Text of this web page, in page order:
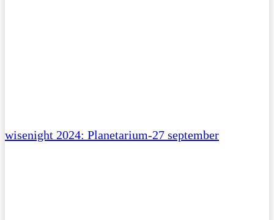
wisenight 2024: Planetarium-27 september